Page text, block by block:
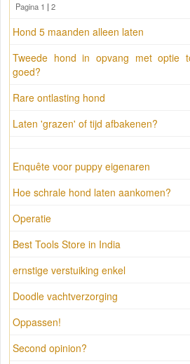
Pagina 1 | 2
Hond 5 maanden alleen laten
Tweede hond in opvang met optie
goed?
Rare ontlasting hond
Laten 'grazen' of tijd afbakenen?
Enquête voor puppy eigenaren
Hoe schrale hond laten aankomen?
Operatie
Best Tools Store in India
ernstige verstuiking enkel
Doodle vachtverzorging
Oppassen!
Second opinion?